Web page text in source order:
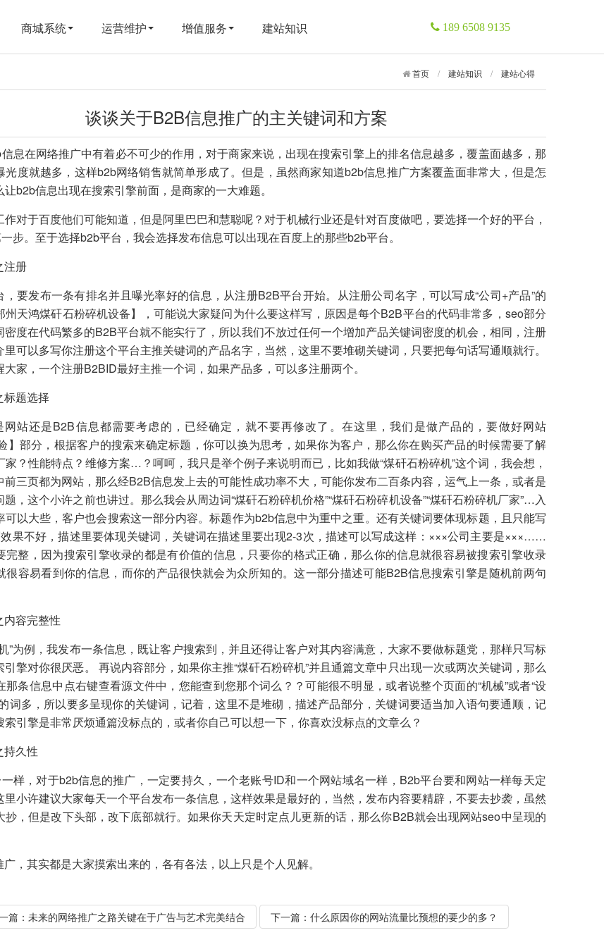
商城系统 运营维护 增值服务 建站知识 189 6508 9135
首页 / 建站知识 / 建站心得
谈谈关于B2B信息推广的主关键词和方案
息在网络推广中有着必不可少的作用，对于商家来说，出现在搜索引擎上的排名信息越多，覆盖面越多，那
光度就越多，这样b2b网络销售就简单形成了。但是，虽然商家知道b2b信息推广方案覆盖面非常大，但是怎
b2b信息出现在搜索引擎前面，是商家的一大难题。
对于百度他们可能知道，但是阿里巴巴和慧聪呢？对于机械行业还是针对百度做吧，要选择一个好的平台，
步。至于选择b2b平台，我会选择发布信息可以出现在百度上的那些b2b平台。
注册
要发布一条有排名并且曝光率好的信息，从注册B2B平台开始。从注册公司名字，可以写成“公司+产品”的
州天鸿煤矸石粉碎机设备】，可能说大家疑问为什么要这样写，原因是每个B2B平台的代码非常多，seo部分
密度在代码繁多的B2B平台就不能实行了，所以我们不放过任何一个增加产品关键词密度的机会，相同，注册
里可以多写你注册这个平台主推关键词的产品名字，当然，这里不要堆砌关键词，只要把每句话写通顺就行。
家，一个注册B2BID最好主推一个词，如果产品多，可以多注册两个。
标题选择
网站还是B2B信息都需要考虑的，已经确定，就不要再修改了。在这里，我们是做产品的，要做好网站
】部分，根据客户的搜索来确定标题，你可以换为思考，如果你为客户，那么你在购买产品的时候需要了解
家？性能特点？维修方案…？呵呵，我只是举个例子来说明而已，比如我做“煤矸石粉碎机”这个词，我会想，
前三页都为网站，那么经B2B信息发上去的可能性成功率不大，可能你发布二百条内容，运气上一条，或者是
，这个小许之前也讲过。那么我会从周边词“煤矸石粉碎机价格”“煤矸石粉碎机设备”“煤矸石粉碎机厂家”…入
可以大些，客户也会搜索这一部分内容。标题作为b2b信息中为重中之重。还有关键词要体现标题，且只能写
果不好，描述里要体现关键词，关键词在描述里要出现2-3次，描述可以写成这样：×××公司主要是×××……
完整，因为搜索引擎收录的都是有价值的信息，只要你的格式正确，那么你的信息就很容易被搜索引擎收录
很容易看到你的信息，而你的产品很快就会为众所知的。这一部分描述可能B2B信息搜索引擎是随机前两句
容完整性
”为例，我发布一条信息，既让客户搜索到，并且还得让客户对其内容满意，大家不要做标题党，那样只写标
擎对你很厌恶。 再说内容部分，如果你主推“煤矸石粉碎机”并且通篇文章中只出现一次或两次关键词，那么
那条信息中点右键查看源文件中，您能查到您那个词么？？可能很不明显，或者说整个页面的“机械”或者“设
词多，所以要多呈现你的关键词，记着，这里不是堆砌，描述产品部分，关键词要适当加入语句要通顺，记
引擎是非常厌烦通篇没标点的，或者你自己可以想一下，你喜欢没标点的文章么？
持久性
样，对于b2b信息的推广，一定要持久，一个老账号ID和一个网站域名一样，B2b平台要和网站一样每天定
里小许建议大家每天一个平台发布一条信息，这样效果是最好的，当然，发布内容要精辟，不要去抄袭，虽然
抄，但是改下头部，改下底部就行。如果你天天定时定点儿更新的话，那么你B2B就会出现网站seo中呈现的
，其实都是大家摸索出来的，各有各法，以上只是个人见解。
篇： 未来的网络推广之路关键在于广告与艺术完美结合 下一篇： 什么原因你的网站流量比预想的要少的多？